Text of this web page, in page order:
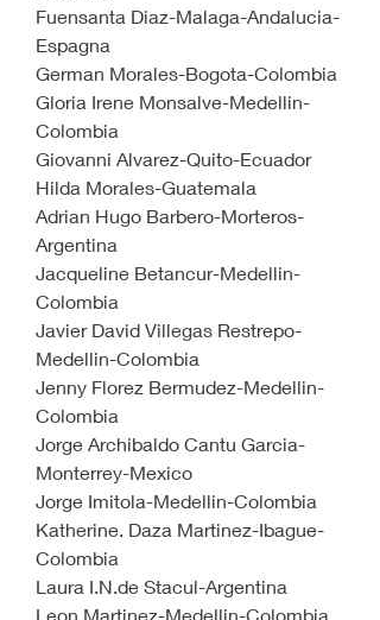
Fuensanta Diaz-Malaga-Andalucia-
Espagna
German Morales-Bogota-Colombia
Gloria Irene Monsalve-Medellin-
Colombia
Giovanni Alvarez-Quito-Ecuador
Hilda Morales-Guatemala
Adrian Hugo Barbero-Morteros-
Argentina
Jacqueline Betancur-Medellin-
Colombia
Javier David Villegas Restrepo-
Medellin-Colombia
Jenny Florez Bermudez-Medellin-
Colombia
Jorge Archibaldo Cantu Garcia-
Monterrey-Mexico
Jorge Imitola-Medellin-Colombia
Katherine. Daza Martinez-Ibague-
Colombia
Laura I.N.de Stacul-Argentina
Leon Martinez-Medellin-Colombia